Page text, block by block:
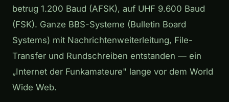
betrug 1.200 Baud (AFSK), auf UHF 9.600 Baud
(FSK). Ganze BBS-Systeme (Bulletin Board
Systems) mit Nachrichtenweiterleitung, File-
Transfer und Rundschreiben entstanden — ein
„Internet der Funkamateure" lange vor dem World
Wide Web.